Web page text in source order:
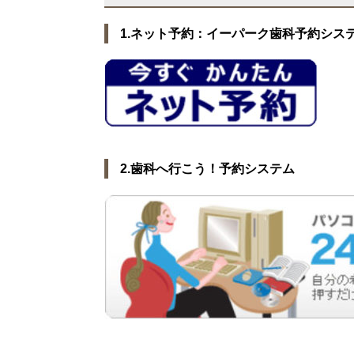
1.ネット予約：イーパーク歯科予約シス
2.歯科へ行こう！予約システム